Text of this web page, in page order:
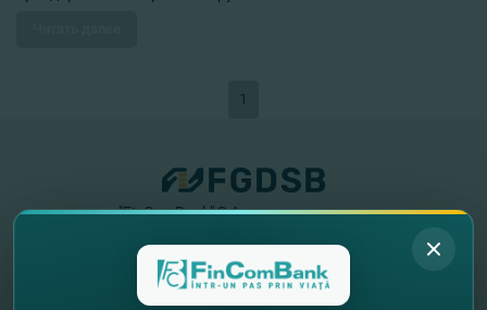
1
"FinComBank" S.A. является членом
Республики Молдова